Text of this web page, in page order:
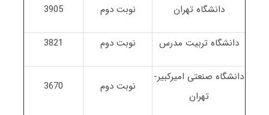
دانشگاه تهران نوبت دوم 3905
دانشگاه تربیت مدرس نوبت دوم 3821
دانشگاه صنعتی امیرکبیر-
تهران
نوبت دوم 3670